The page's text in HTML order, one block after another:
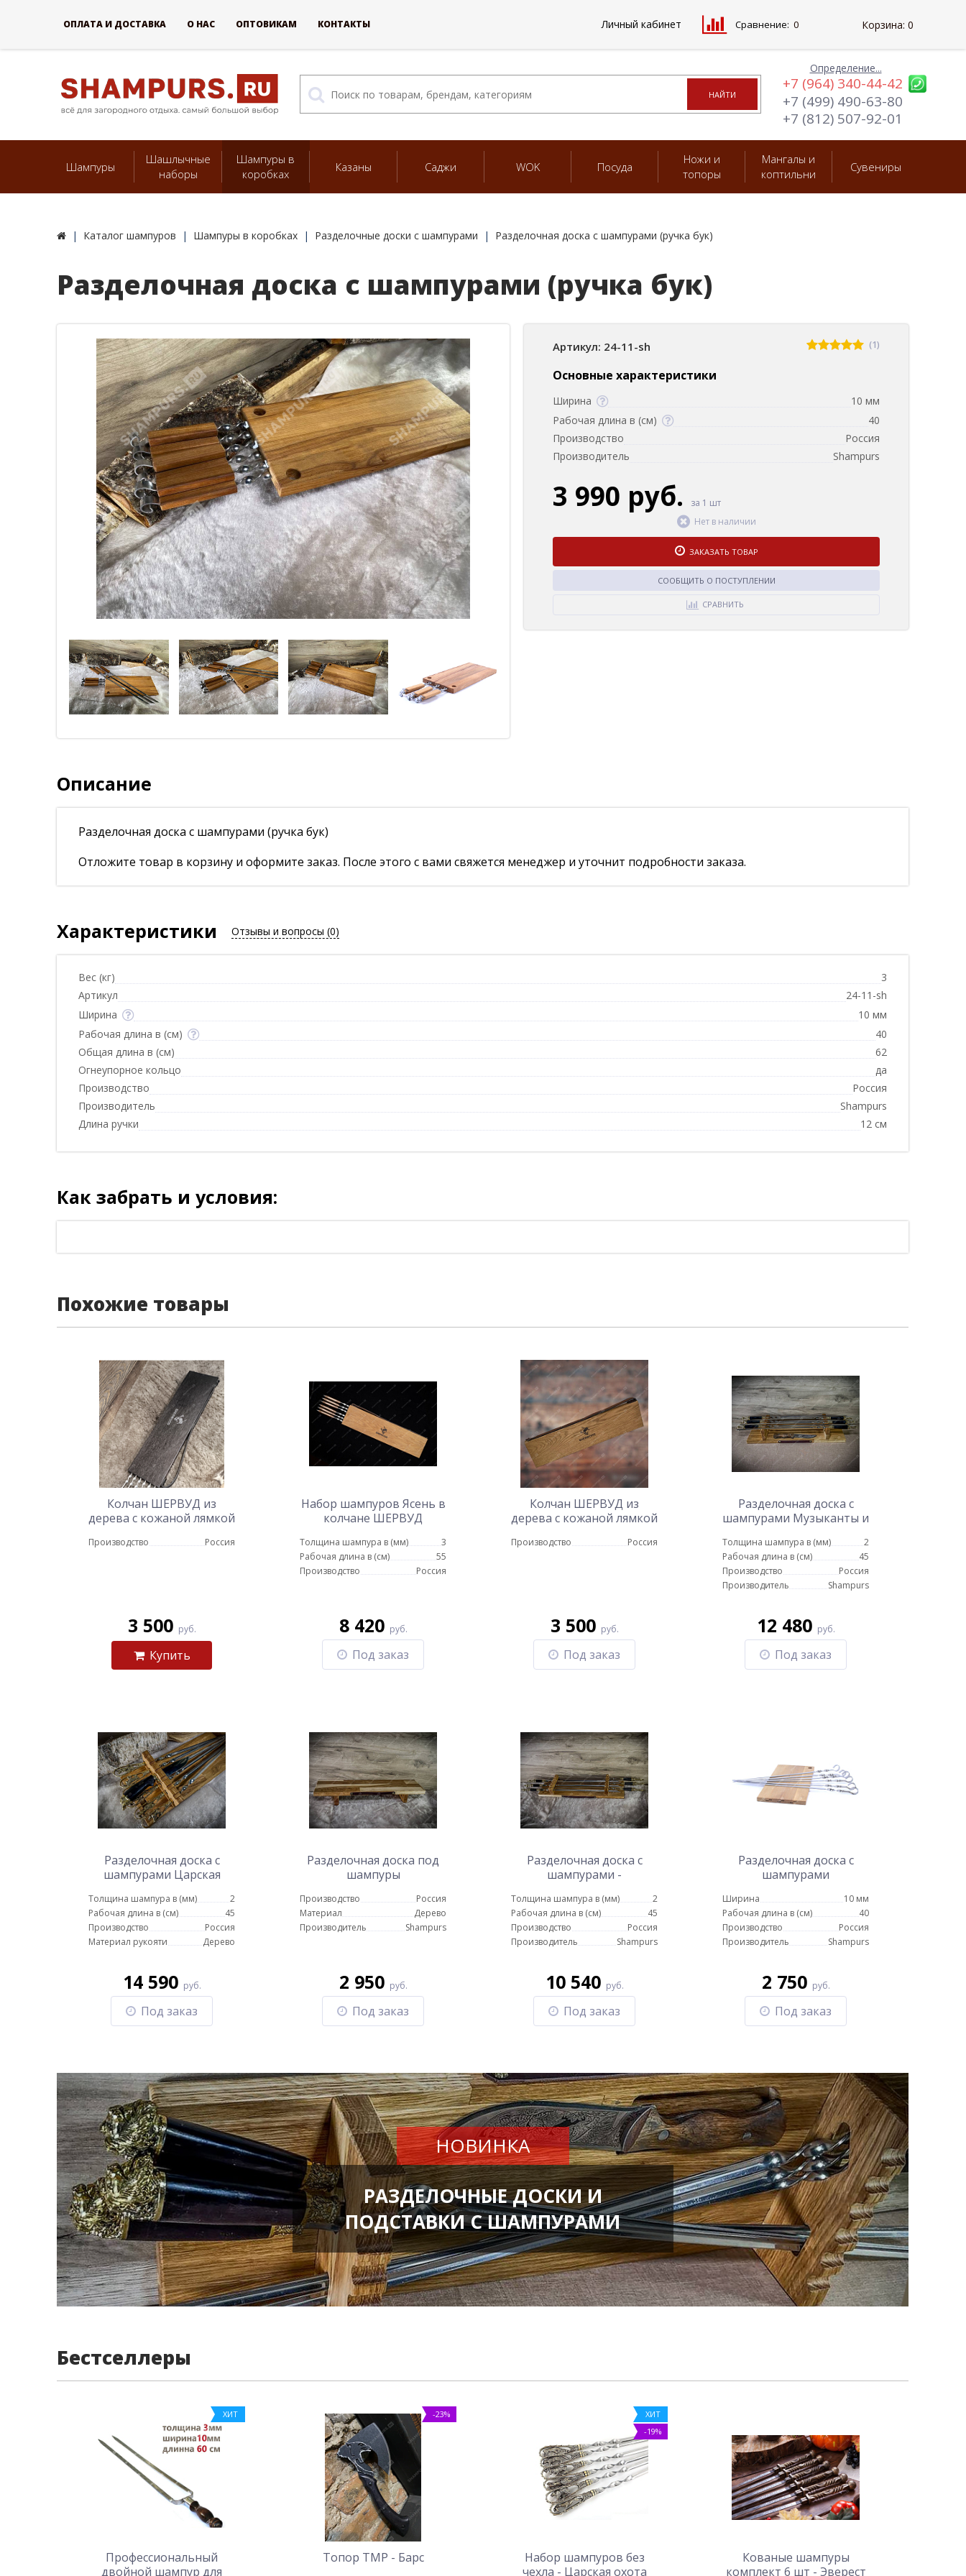
Определение...
+7 (964) 340-44-42
+7 (499) 490-63-80
+7 (812) 507-92-01
Шампуры
Шашлычные
наборы
Шампуры в
коробках
Казаны Саджи WOK Посуда
Ножи и
топоры
Мангалы и
коптильни
Сувениры
Каталог шампуров Шампуры в коробках Разделочные доски с шампурами Разделочная доска с шампурами (ручка бук)
Разделочная доска с шампурами (ручка бук)
Артикул: 24-11-sh (1)
Основные характеристики
Ширина
10 мм
Рабочая длина в (см)
40
Производство
Россия
Производитель
Shampurs
3 990 руб.
за 1 шт
Нет в наличии
ЗАКАЗАТЬ ТОВАР
СООБЩИТЬ О ПОСТУПЛЕНИИ
СРАВНИТЬ
Описание
Разделочная доска с шампурами (ручка бук)
Отложите товар в корзину и оформите заказ. После этого с вами свяжется менеджер и уточнит подробности заказа.
Характеристики Отзывы и вопросы (0)
Вес (кг)
3
Артикул
24-11-sh
Ширина
10 мм
Рабочая длина в (см)
40
Общая длина в (см)
62
Огнеупорное кольцо
да
Производство
Россия
Производитель
Shampurs
Длина ручки
12 см
Как забрать и условия:
Похожие товары
Колчан ШЕРВУД из
дерева с кожаной лямкой
Производство Россия
3 500 руб.
Купить
Набор шампуров Ясень в
колчане ШЕРВУД
Толщина шампура в (мм)
3
Рабочая длина в (см)
55
Производство
Россия
8 420 руб.
Под заказ
Колчан ШЕРВУД из
дерева с кожаной лямкой
Производство Россия
3 500 руб.
Под заказ
Разделочная доска с
шампурами Музыканты и
Толщина шампура в (мм)
2
Рабочая длина в (см)
45
Производство
Россия
Производитель
Shampurs
12 480 руб.
Под заказ
Разделочная доска с
шампурами Царская
Толщина шампура в (мм)
2
Рабочая длина в (см)
45
Производство
Россия
Материал рукояти
Дерево
14 590 руб.
Под заказ
Разделочная доска под
шампуры
Производство
Россия
Материал
Дерево
Производитель
Shampurs
2 950 руб.
Под заказ
Разделочная доска с
шампурами -
Толщина шампура в (мм)
2
Рабочая длина в (см)
45
Производство
Россия
Производитель
Shampurs
10 540 руб.
Под заказ
Разделочная доска с
шампурами
Ширина
10 мм
Рабочая длина в (см)
40
Производство
Россия
Производитель
Shampurs
2 750 руб.
Под заказ
НОВИНКА
РАЗДЕЛОЧНЫЕ ДОСКИ И
ПОДСТАВКИ С ШАМПУРАМИ
Бестселлеры
ХИТ
Профессиональный
двойной шампур для
-23%
Топор ТМР - Барс
ХИТ
-19%
Набор шампуров без
чехла - Царская охота
Кованые шампуры
комплект 6 шт - Эверест
ОПЛАТА И ДОСТАВКА О НАС ОПТОВИКАМ КОНТАКТЫ Личный кабинет Сравнение: 0 Корзина: 0